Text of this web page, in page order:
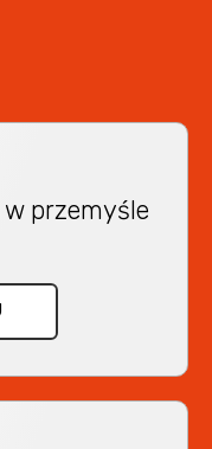
przemyśle